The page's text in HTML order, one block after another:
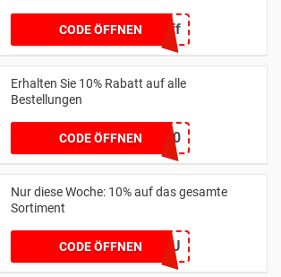
CODE ÖFFNEN 20off
Erhalten Sie 10% Rabatt auf alle
Bestellungen
CODE ÖFFNEN
GIFTFORYOU10
Nur diese Woche: 10% auf das gesamte
Sortiment
CODE ÖFFNEN
PROMKODRU